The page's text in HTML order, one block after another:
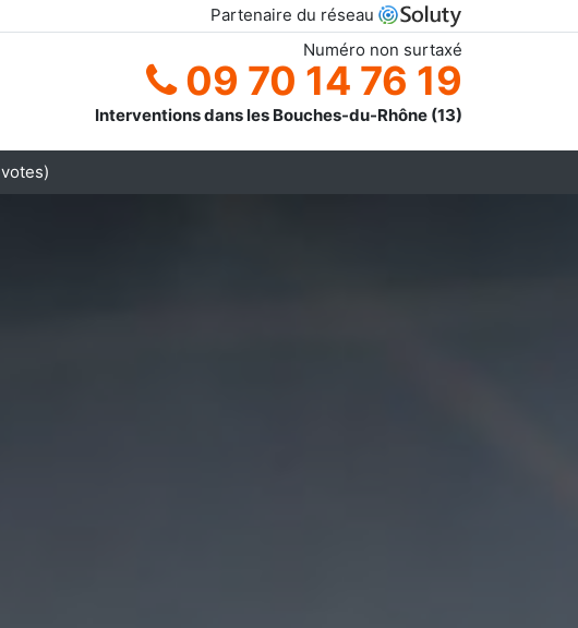
Partenaire du réseau
Numéro non surtaxé
09 70 14 76 19
Interventions dans les Bouches-du-Rhône (13)
votes)